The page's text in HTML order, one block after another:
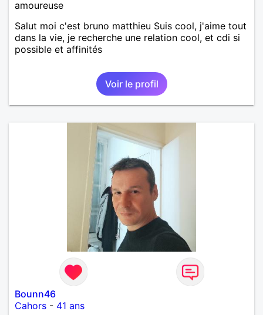
amoureuse
Salut moi c'est bruno matthieu Suis cool, j'aime tout
dans la vie, je recherche une relation cool, et cdi si
possible et affinités
Voir le profil
Bounn46
Cahors - 41 ans